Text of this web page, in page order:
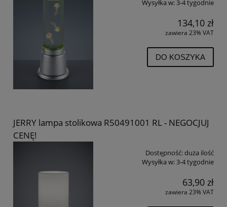
Wysyłka w:3-4 tygodnie
134,10 zł
zawiera 23% VAT
DO KOSZYKA
JERRY lampa stolikowa R50491001 RL - NEGOCJUJ
CENĘ!
Dostępność:duża ilość
Wysyłka w:3-4 tygodnie
63,90 zł
zawiera 23% VAT